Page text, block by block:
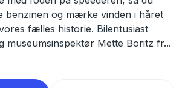
benzinen og mærke vinden i håret
fælles historie. Bilentusiast
museumsinspektør Mette Boritz fr...